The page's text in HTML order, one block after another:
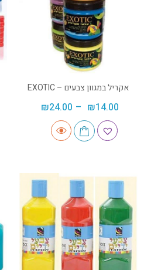
אקריל במגוון צבעים – EXOTIC
₪14.00
–
₪24.00